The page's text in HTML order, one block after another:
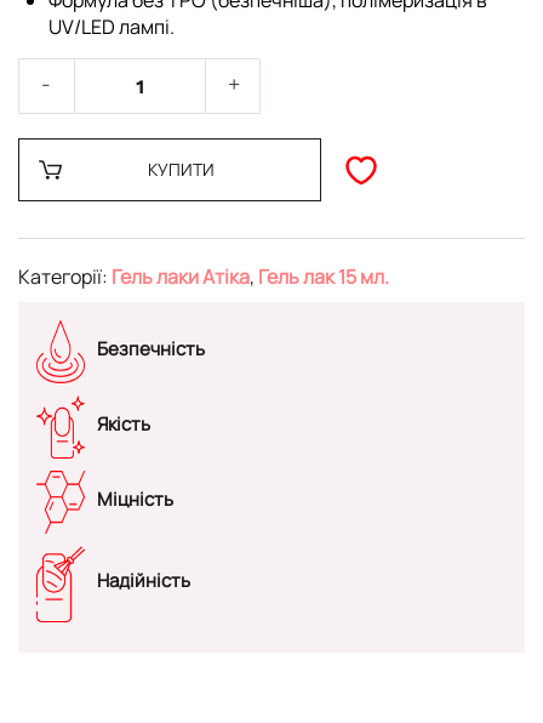
UV/LED лампі.
КУПИТИ
Категорії: Гель лаки Атіка, Гель лак 15 мл.
Безпечність
Якість
Міцність
Надійність